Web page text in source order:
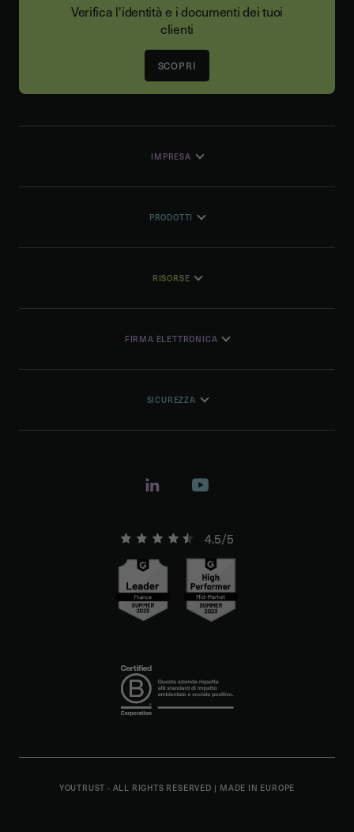
Verifica l'identità e i documenti dei tuoi
clienti
SCOPRI
IMPRESA
PRODOTTI
RISORSE
FIRMA ELETTRONICA
SICUREZZA
4.5/5
YOUTRUST - ALL RIGHTS RESERVED | MADE IN EUROPE